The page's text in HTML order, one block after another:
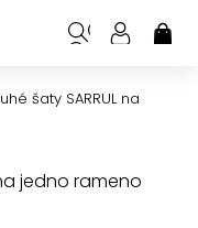
šaty SARRUL na
jedno rameno